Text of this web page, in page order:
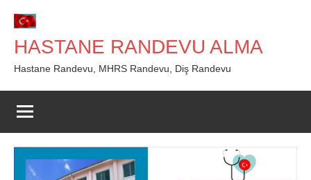
geç
HASTANE RANDEVU ALMA
Hastane Randevu, MHRS Randevu, Diş Randevu